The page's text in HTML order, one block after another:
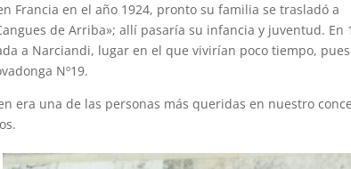
Francia en el año 1924, pronto su familia se trasladó a
de Arriba»; allí pasaría su infancia y juventud. En
a Narciandi, lugar en el que vivirían poco tiempo, pues
Nº19.
era una de las personas más queridas en nuestro